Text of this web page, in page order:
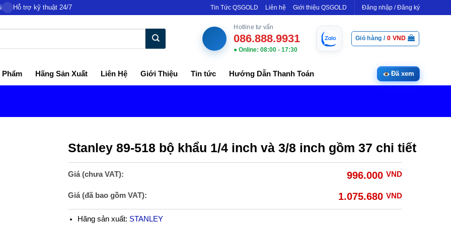
Hỗ trợ kỹ thuật 24/7 Tin Tức QSGOLD Liên hệ Giới thiệu QSGOLD Đăng nhập / Đăng ký
Hotline tư vấn
086.888.9931
● Online: 08:00 - 17:30
Giỏ hàng / 0 VND
Phẩm Hãng Sản Xuất Liên Hệ Giới Thiệu Tin tức Hướng Dẫn Thanh Toán Đã xem
Stanley 89-518 bộ khẩu 1/4 inch và 3/8 inch gồm 37 chi tiết
Giá (chưa VAT): 996.000VND
Giá (đã bao gồm VAT): 1.075.680VND
Hãng sản xuất: STANLEY